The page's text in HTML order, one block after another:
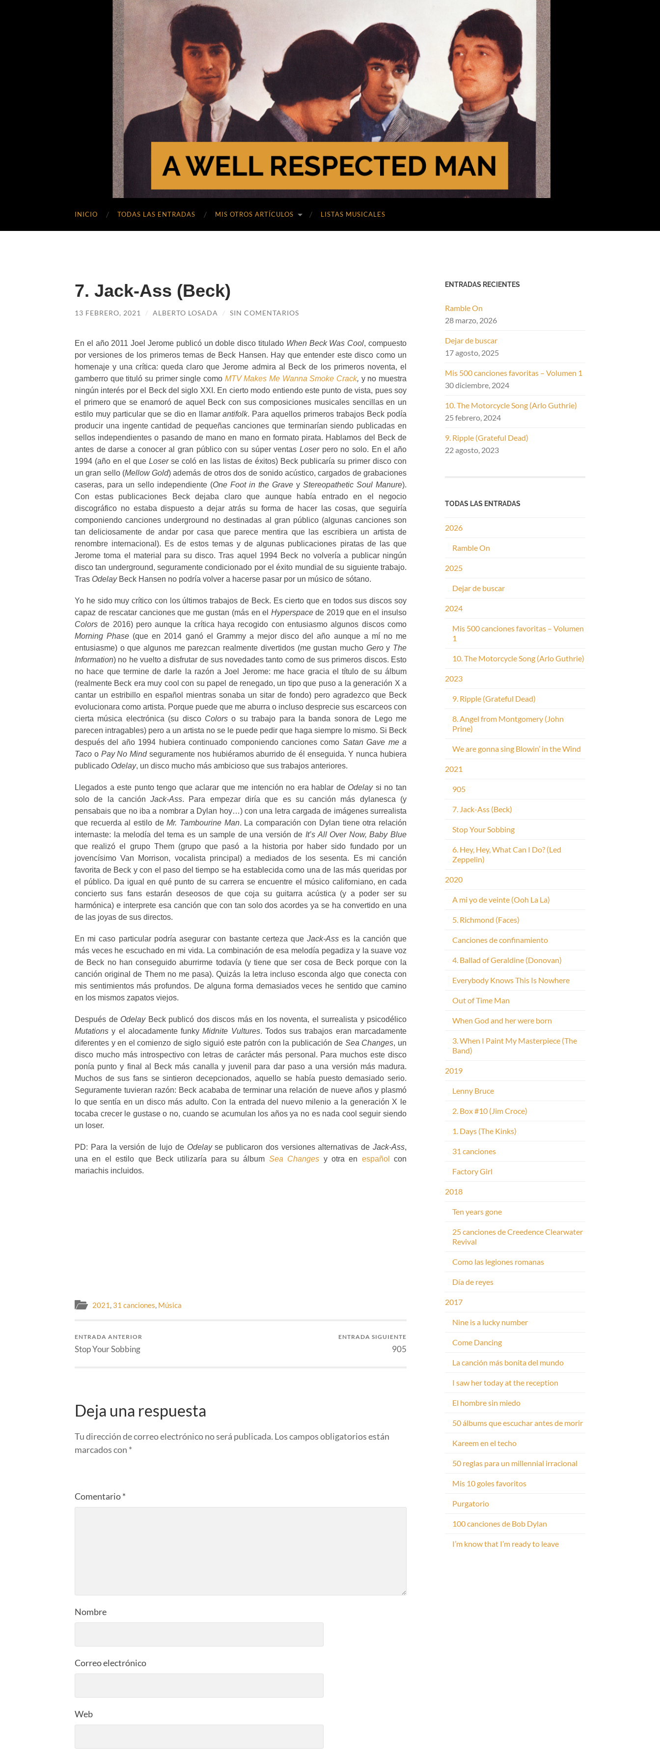
A Well Respected Man
INICIO TODAS LAS ENTRADAS MIS OTROS ARTÍCULOS LISTAS MUSICALES
7. Jack-Ass (Beck)
13 FEBRERO, 2021 / ALBERTO LOSADA / SIN COMENTARIOS
En el año 2011 Joel Jerome publicó un doble disco titulado When Beck Was Cool, compuesto
por versiones de los primeros temas de Beck Hansen. Hay que entender este disco como un
homenaje y una crítica: queda claro que Jerome admira al Beck de los primeros noventa, el
gamberro que tituló su primer single como MTV Makes Me Wanna Smoke Crack, y no muestra
ningún interés por el Beck del siglo XXI. En cierto modo entiendo este punto de vista, pues soy
el primero que se enamoró de aquel Beck con sus composiciones musicales sencillas en un
estilo muy particular que se dio en llamarantifolk. Para aquellos primeros trabajos Beck podía
producir una ingente cantidad de pequeñas canciones que terminarían siendo publicadas en
sellos independientes o pasando de mano en mano en formato pirata. Hablamos del Beck de
antes de darse a conocer al gran público con su súper ventas Loserpero no solo. En el año
1994 (año en el que Loserse coló en las listas de éxitos) Beck publicaría su primer disco con
un gran sello (Mellow Gold) además de otros dos de sonido acústico, cargados de grabaciones
caseras, para un sello independiente (One Foot in the Grave y Stereopathetic Soul Manure).
Con estas publicaciones Beck dejaba claro que aunque había entrado en el negocio
discográfico no estaba dispuesto a dejar atrás su forma de hacer las cosas, que seguiría
componiendo canciones underground no destinadas al gran público (algunas canciones son
tan deliciosamente de andar por casa que parece mentira que las escribiera un artista de
renombre internacional). Es de estos temas y de algunas publicaciones piratas de las que
Jerome toma el material para su disco. Tras aquel 1994 Beck no volvería a publicar ningún
disco tan underground, seguramente condicionado por el éxito mundial de su siguiente trabajo.
Tras OdelayBeck Hansen no podría volver a hacerse pasar por un músico de sótano.
Yo he sido muy crítico con los últimos trabajos de Beck. Es cierto que en todos sus discos soy
capaz de rescatar canciones que me gustan (más en el Hyperspacede 2019 que en el insulso
Colors de 2016) pero aunque la crítica haya recogido con entusiasmo algunos discos como
Morning Phase (que en 2014 ganó el Grammy a mejor disco del año aunque a mí no me
entusiasme) o que algunos me parezcan realmente divertidos (me gustan mucho Geroy The
Information) no he vuelto a disfrutar de sus novedades tanto como de sus primeros discos. Esto
no hace que termine de darle la razón a Joel Jerome: me hace gracia el título de su álbum
(realmente Beck era muy cool con su papel de renegado, un tipo que puso a la generación X a
cantar un estribillo en español mientras sonaba un sitar de fondo) pero agradezco que Beck
evolucionara como artista. Porque puede que me aburra o incluso desprecie sus escarceos con
cierta música electrónica (su disco Colors o su trabajo para la banda sonora de Lego me
parecen intragables) pero a un artista no se le puede pedir que haga siempre lo mismo. Si Beck
después del año 1994 hubiera continuado componiendo canciones como Satan Gave me a
Taco o Pay No Mindseguramente nos hubiéramos aburrido de él enseguida. Y nunca hubiera
publicado Odelay, un disco mucho más ambicioso que sus trabajos anteriores.
Llegados a este punto tengo que aclarar que me intención no era hablar de Odelaysi no tan
solo de la canciónJack-Ass. Para empezar diría que es su canción más dylanesca (y
pensabais que no iba a nombrar a Dylan hoy…) con una letra cargada de imágenes surrealista
que recuerda al estilo deMr. Tambourine Man. La comparación con Dylan tiene otra relación
internaste: la melodía del tema es un sample de una versión de It’s All Over Now, Baby Blue
que realizó el grupo Them (grupo que pasó a la historia por haber sido fundado por un
jovencísimo Van Morrison, vocalista principal) a mediados de los sesenta. Es mi canción
favorita de Beck y con el paso del tiempo se ha establecida como una de las más queridas por
el público. Da igual en qué punto de su carrera se encuentre el músico californiano, en cada
concierto sus fans estarán deseosos de que coja su guitarra acústica (y a poder ser su
harmónica) e interprete esa canción que con tan solo dos acordes ya se ha convertido en una
de las joyas de sus directos.
En mi caso particular podría asegurar con bastante certeza queJack-Ass es la canción que
más veces he escuchado en mi vida. La combinación de esa melodía pegadiza y la suave voz
de Beck no han conseguido aburrirme todavía (y tiene que ser cosa de Beck porque con la
canción original de Them no me pasa). Quizás la letra incluso esconda algo que conecta con
mis sentimientos más profundos. De alguna forma demasiados veces he sentido que camino
en los mismos zapatos viejos.
Después de Odelay Beck publicó dos discos más en los noventa, el surrealista y psicodélico
Mutations y el alocadamente funkyMidnite Vultures. Todos sus trabajos eran marcadamente
diferentes y en el comienzo de siglo siguió este patrón con la publicación de Sea Changes, un
disco mucho más introspectivo con letras de carácter más personal. Para muchos este disco
ponía punto y final al Beck más canalla y juvenil para dar paso a una versión más madura.
Muchos de sus fans se sintieron decepcionados, aquello se había puesto demasiado serio.
Seguramente tuvieran razón: Beck acababa de terminar una relación de nueve años y plasmó
lo que sentía en un disco más adulto. Con la entrada del nuevo milenio a la generación X le
tocaba crecer le gustase o no, cuando se acumulan los años ya no es nada cool seguir siendo
un loser.
PD: Para la versión de lujo de Odelayse publicaron dos versiones alternativas de Jack-Ass,
una en el estilo que Beck utilizaría para su álbum Sea Changes y otra en español con
mariachis incluidos.
2021 , 31 canciones, Música
ENTRADA ANTERIOR
Stop Your Sobbing
ENTRADA SIGUIENTE
905
Deja una respuesta
Tu dirección de correo electrónico no será publicada. Los campos obligatorios están
marcados con *
Comentario*
Nombre
Correo electrónico
Web
ENTRADAS RECIENTES
Ramble On
28 marzo, 2026
Dejar de buscar
17 agosto, 2025
Mis 500 canciones favoritas – Volumen 1
30 diciembre, 2024
10. The Motorcycle Song (Arlo Guthrie)
25 febrero, 2024
9. Ripple (Grateful Dead)
22 agosto, 2023
TODAS LAS ENTRADAS
2026
Ramble On
2025
Dejar de buscar
2024
Mis 500 canciones favoritas – Volumen
1
10. The Motorcycle Song (Arlo Guthrie)
2023
9. Ripple (Grateful Dead)
8. Angel from Montgomery (John
Prine)
We are gonna sing Blowin’ in the Wind
2021
905
7. Jack-Ass (Beck)
Stop Your Sobbing
6. Hey, Hey, What Can I Do? (Led
Zeppelin)
2020
A mi yo de veinte (Ooh La La)
5. Richmond (Faces)
Canciones de confinamiento
4. Ballad of Geraldine (Donovan)
Everybody Knows This Is Nowhere
Out of Time Man
When God and her were born
3. When I Paint My Masterpiece (The
Band)
2019
Lenny Bruce
2. Box #10 (Jim Croce)
1. Days (The Kinks)
31 canciones
Factory Girl
2018
Ten years gone
25 canciones de Creedence Clearwater
Revival
Como las legiones romanas
Día de reyes
2017
Nine is a lucky number
Come Dancing
La canción más bonita del mundo
I saw her today at the reception
El hombre sin miedo
50 álbums que escuchar antes de morir
Kareem en el techo
50 reglas para un millennial irracional
Mis 10 goles favoritos
Purgatorio
100 canciones de Bob Dylan
I’m know that I’m ready to leave